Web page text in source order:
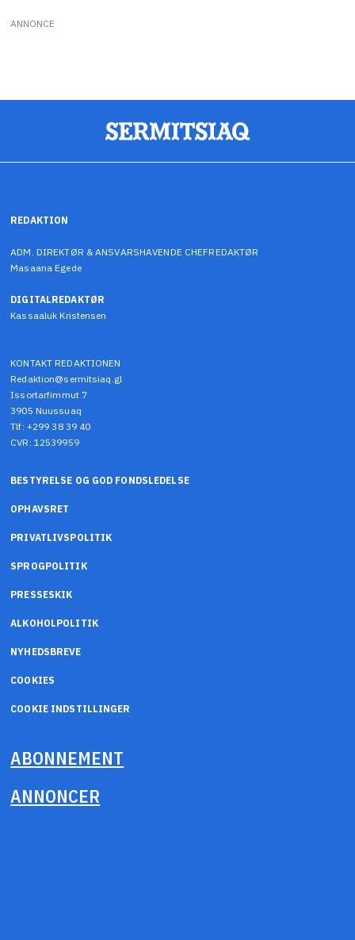
ANNONCE
REDAKTION
ADM. DIREKTØR & ANSVARSHAVENDE CHEFREDAKTØR
Masaana Egede
DIGITALREDAKTØR
Kassaaluk Kristensen
KONTAKT REDAKTIONEN
Redaktion@sermitsiaq.gl
Issortarfimmut 7
3905 Nuussuaq
Tlf: +299 38 39 40
CVR: 12539959
BESTYRELSE OG GOD FONDSLEDELSE
OPHAVSRET
PRIVATLIVSPOLITIK
SPROGPOLITIK
PRESSESKIK
ALKOHOLPOLITIK
NYHEDSBREVE
COOKIES
COOKIE INDSTILLINGER
ABONNEMENT
ANNONCER